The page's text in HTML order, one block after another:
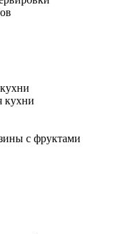
кухни
с фруктами